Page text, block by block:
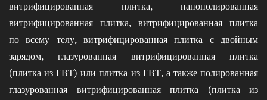
витрифицированная плитка, нанополированная
витрифицированная плитка, витрифицированная плитка
по всему телу, витрифицированная плитка с двойным
зарядом, глазурованная витрифицированная плитка
(плитка из ГВТ) или плитка из ГВТ, а также полированная
глазурованная витрифицированная плитка (плитка из